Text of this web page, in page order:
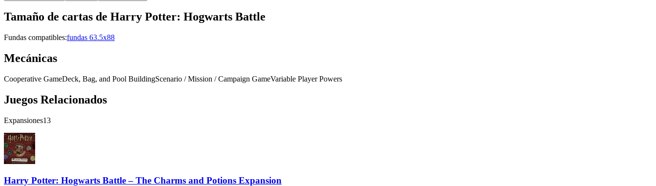
Tamaño de cartas de Harry Potter: Hogwarts Battle
Fundas compatibles:fundas 63.5x88
Mecánicas
Cooperative GameDeck, Bag, and Pool BuildingScenario / Mission / Campaign GameVariable Player Powers
Juegos Relacionados
Expansiones13
Harry Potter: Hogwarts Battle – The Charms and Potions Expansion